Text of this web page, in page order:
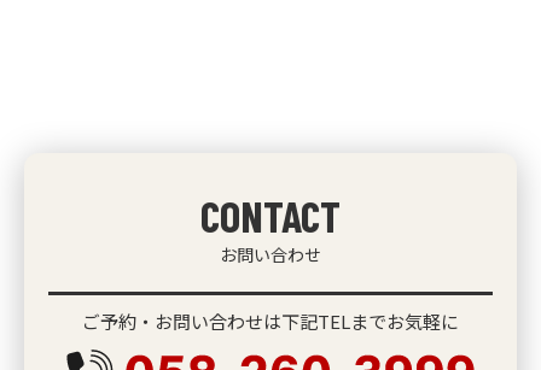
CONTACT
お問い合わせ
ご予約・お問い合わせは下記TELまでお気軽に